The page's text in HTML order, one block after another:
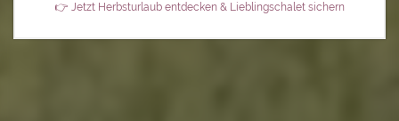
👉 Jetzt Herbsturlaub entdecken & Lieblingschalet sichern